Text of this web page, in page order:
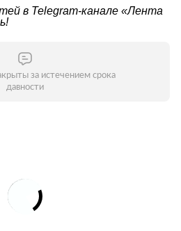
в Telegram-канале «Лента
за истечением срока
давности